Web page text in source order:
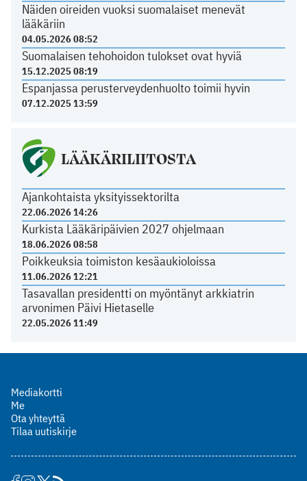
Näiden oireiden vuoksi suomalaiset menevät
lääkäriin
04.05.2026 08:52
Suomalaisen tehohoidon tulokset ovat hyviä
15.12.2025 08:19
Espanjassa perusterveydenhuolto toimii hyvin
07.12.2025 13:59
LÄÄKÄRILIITOSTA
Ajankohtaista yksityissektorilta
22.06.2026 14:26
Kurkista Lääkäripäivien 2027 ohjelmaan
18.06.2026 08:58
Poikkeuksia toimiston kesäaukioloissa
11.06.2026 12:21
Tasavallan presidentti on myöntänyt arkkiatrin
arvonimen Päivi Hietaselle
22.05.2026 11:49
Mediakortti
Me
Ota yhteyttä
Tilaa uutiskirje